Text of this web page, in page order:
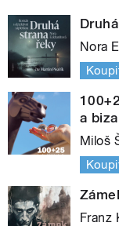
Nora
a
Miloš
Franz